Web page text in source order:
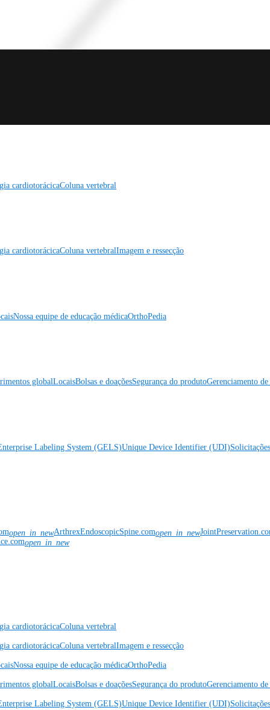
cardiotorácicaColuna vertebral
cardiotorácicaColuna vertebralImagem e ressecção
Nossa equipe de educação médicaOrthoPedia
globalLocaisBolsas e doaçõesSegurança do produtoGerenciamento
Labeling System (GELS)Unique Device Identifier (UDI)
open_in_newArthrexEndoscopicSpine.comopen_in_new
open_in_new
cardiotorácicaColuna vertebral
cardiotorácicaColuna vertebralImagem e ressecção
Nossa equipe de educação médicaOrthoPedia
globalLocaisBolsas e doaçõesSegurança do produtoGerenciamento
Labeling System (GELS)Unique Device Identifier (UDI)